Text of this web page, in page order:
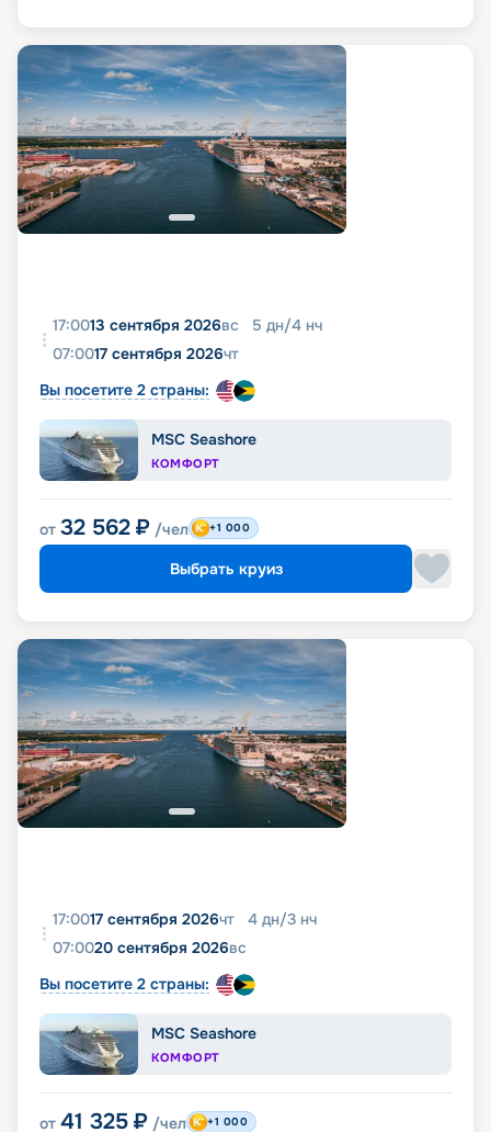
17:0013 сентября 2026вс 5 дн/4 нч
07:0017 сентября 2026чт
Вы посетите 2 страны:
MSC Seashore
КОМФОРТ
от 32 562 ₽ /чел +1 000
Выбрать круиз
17:0017 сентября 2026чт 4 дн/3 нч
07:0020 сентября 2026вс
Вы посетите 2 страны:
MSC Seashore
КОМФОРТ
от 41 325 ₽ /чел +1 000